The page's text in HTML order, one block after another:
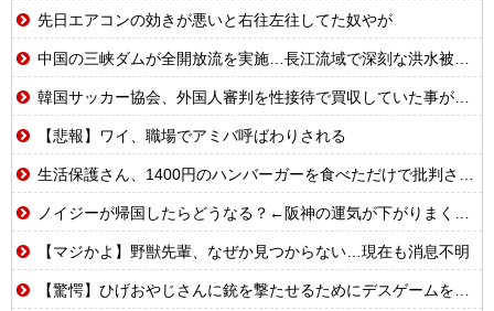
先日エアコンの効きが悪いと右往左往してた奴やが
中国の三峡ダムが全開放流を実施…長江流域で深刻な洪水被害！
韓国サッカー協会、外国人審判を性接待で買収していた事が判明
【悲報】ワイ、職場でアミバ呼ばわりされる
生活保護さん、1400円のハンバーガーを食べただけで批判される
ノイジーが帰国したらどうなる？←阪神の運気が下がりまくるやろな
【マジかよ】野獣先輩、なぜか見つからない…現在も消息不明
【驚愕】ひげおやじさんに銃を撃たせるためにデスゲームを開催するはりーシ